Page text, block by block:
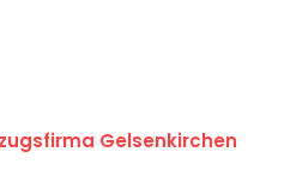
Gelsenkirchen